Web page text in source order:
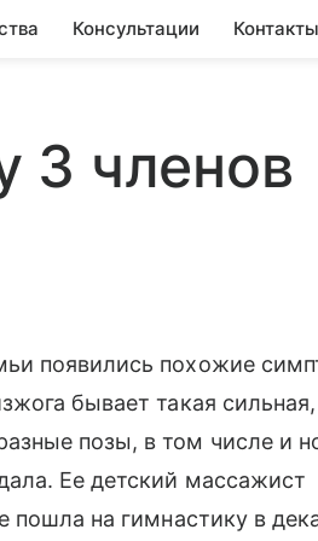
Консультации Контакты
3 членов
появились похожие
бывает такая сильная,
позы, в том числе и
Ее детский массажист
пошла на гимнастику в